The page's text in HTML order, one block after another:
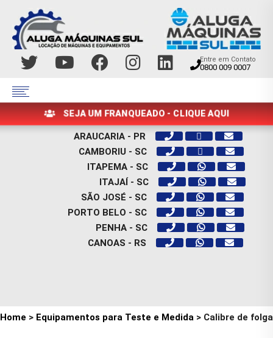
Entre em Contato
0800 009 0007
SEJA UM FRANQUEADO - CLIQUE AQUI
ARAUCARIA - PR
CAMBORIU - SC
ITAPEMA - SC
ITAJAÍ - SC
SÃO JOSÉ - SC
PORTO BELO - SC
PENHA - SC
CANOAS - RS
Home > Equipamentos para Teste e Medida > Calibre de folga